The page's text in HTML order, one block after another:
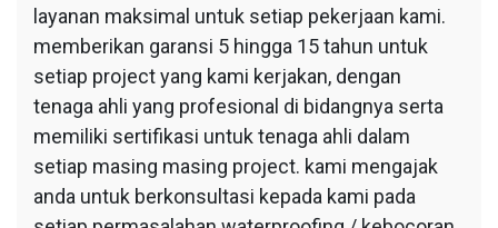
layanan maksimal untuk setiap pekerjaan kami.
memberikan garansi 5 hingga 15 tahun untuk
setiap project yang kami kerjakan, dengan
tenaga ahli yang profesional di bidangnya serta
memiliki sertifikasi untuk tenaga ahli dalam
setiap masing masing project. kami mengajak
anda untuk berkonsultasi kepada kami pada